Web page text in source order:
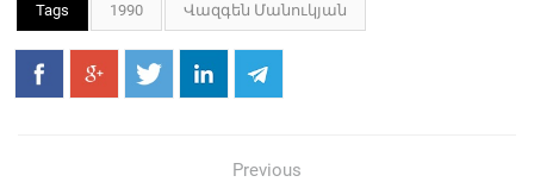
Tags 1990 Վազգեն Մանուկյան
Previous